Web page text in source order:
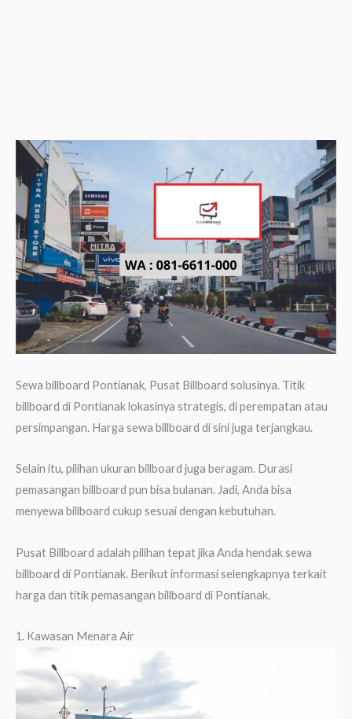
Sewa billboard Pontianak, Pusat Billboard solusinya. Titik
billboard di Pontianak lokasinya strategis, di perempatan atau
persimpangan. Harga sewa billboard di sini juga terjangkau.
Selain itu, pilihan ukuran billboard juga beragam. Durasi
pemasangan billboard pun bisa bulanan. Jadi, Anda bisa
menyewa billboard cukup sesuai dengan kebutuhan.
Pusat Billboard adalah pilihan tepat jika Anda hendak sewa
billboard di Pontianak. Berikut informasi selengkapnya terkait
harga dan titik pemasangan billboard di Pontianak.
1. Kawasan Menara Air